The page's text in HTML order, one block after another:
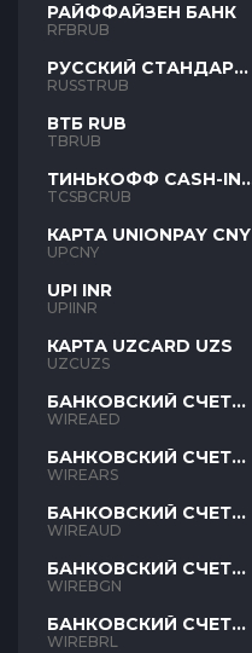
РАЙФФАЙЗЕН БАНК
RFBRUB
РУССКИЙ СТАНДАРТ
RUB
RUSSTRUB
ВТБ RUB
TBRUB
ТИНЬКОФФ CASH-IN
RUB
TCSBCRUB
КАРТА UNIONPAY CNY
UPCNY
UPI INR
UPIINR
КАРТА UZCARD UZS
UZCUZS
БАНКОВСКИЙ СЧЕТ
AED
WIREAED
БАНКОВСКИЙ СЧЕТ
ARS
WIREARS
БАНКОВСКИЙ СЧЕТ
AUD
WIREAUD
БАНКОВСКИЙ СЧЕТ
BGN
WIREBGN
БАНКОВСКИЙ СЧЕТ
BRL
WIREBRL